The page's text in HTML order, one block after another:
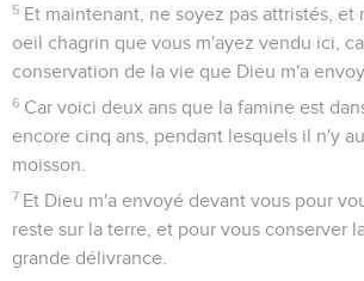
5 Et maintenant, ne soyez pas attristés, et
oeil chagrin que vous m'ayez vendu ici,
conservation de la vie que Dieu m'a
6 Car voici deux ans que la famine est
encore cinq ans, pendant lesquels il n'y
moisson.
7 Et Dieu m'a envoyé devant vous pour
reste sur la terre, et pour vous conserver
grande délivrance.